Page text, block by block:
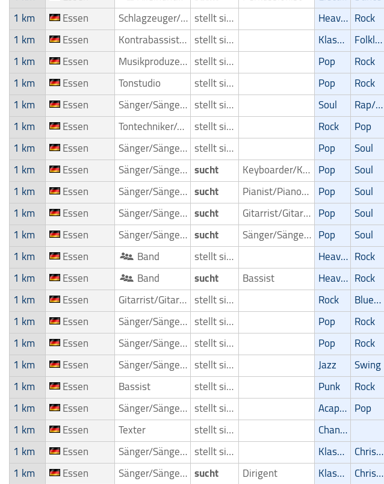
1 km Essen Schlagzeuger/Drummer stellt sich vor Heavy-Metal Rock
1 km Essen Kontrabassist/Kontrabassspieler stellt sich vor Klassik Folklore
1 km Essen Musikproduzent stellt sich vor Pop Rock
1 km Essen Tonstudio stellt sich vor Pop Rock
1 km Essen Sänger/Sängerin stellt sich vor Soul Rap/Hip-Hop/RnB
1 km Essen Tontechniker/Toningenieur/Tonmeister stellt sich vor Rock Pop
1 km Essen Sänger/Sängerin stellt sich vor Pop Soul
1 km Essen Sänger/Sängerin sucht Keyboarder/Keyboardspieler Pop Soul
1 km Essen Sänger/Sängerin sucht Pianist/Pianospieler Pop Soul
1 km Essen Sänger/Sängerin sucht Gitarrist/Gitarrenspieler Pop Soul
1 km Essen Sänger/Sängerin sucht Sänger/Sängerin Pop Soul
1 km Essen Band stellt sich vor Heavy-Metal Rock
1 km Essen Band sucht Bassist Heavy-Metal Rock
1 km Essen Gitarrist/Gitarrenspieler stellt sich vor Rock Blues/Swing
1 km Essen Sänger/Sängerin stellt sich vor Pop Rock
1 km Essen Sänger/Sängerin stellt sich vor Pop Rock
1 km Essen Sänger/Sängerin stellt sich vor Jazz Swing
1 km Essen Bassist stellt sich vor Punk Rock
1 km Essen Sänger/Sängerin stellt sich vor Acapella Pop
1 km Essen Texter stellt sich vor Chanson
1 km Essen Sänger/Sängerin stellt sich vor Klassik Christliche Musik
1 km Essen Sänger/Sängerin sucht Dirigent Klassik Christliche Musik